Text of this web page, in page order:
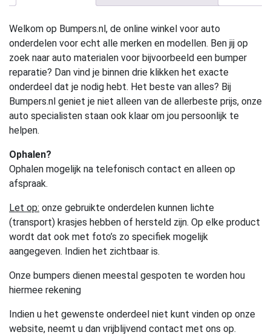
Welkom op Bumpers.nl, de online winkel voor auto
onderdelen voor echt alle merken en modellen. Ben jij op
zoek naar auto materialen voor bijvoorbeeld een bumper
reparatie? Dan vind je binnen drie klikken het exacte
onderdeel dat je nodig hebt. Het beste van alles? Bij
Bumpers.nl geniet je niet alleen van de allerbeste prijs, onze
auto specialisten staan ook klaar om jou persoonlijk te
helpen.
Ophalen?
Ophalen mogelijk na telefonisch contact en alleen op
afspraak.
Let op: onze gebruikte onderdelen kunnen lichte
(transport) krasjes hebben of hersteld zijn. Op elke product
wordt dat ook met foto’s zo specifiek mogelijk
aangegeven. Indien het zichtbaar is.
Onze bumpers dienen meestal gespoten te worden hou
hiermee rekening
Indien u het gewenste onderdeel niet kunt vinden op onze
website, neemt u dan vrijblijvend contact met ons op.